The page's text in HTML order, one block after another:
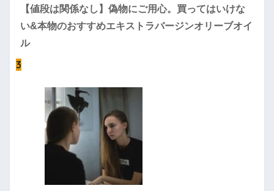
【値段は関係なし】偽物にご用心。買ってはいけな
い&本物のおすすめエキストラバージンオリーブオイ
ル
3